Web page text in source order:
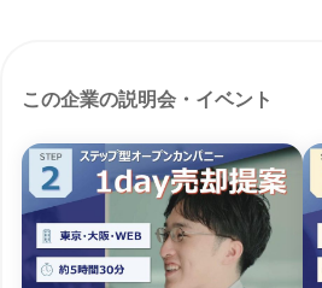
この企業の説明会・イベント